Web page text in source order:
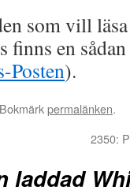
som vill
finns en
Posten).
permalänken.
2350:
laddad